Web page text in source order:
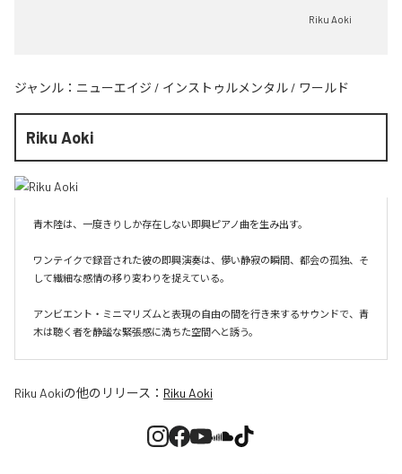
Riku Aoki
ジャンル： ニューエイジ / インストゥルメンタル / ワールド
Riku Aoki
青木陸は、一度きりしか存在しない即興ピアノ曲を生み出す。
ワンテイクで録音された彼の即興演奏は、儚い静寂の瞬間、都会の孤独、そ
して繊細な感情の移り変わりを捉えている。
アンビエント・ミニマリズムと表現の自由の間を行き来するサウンドで、青
木は聴く者を静謐な緊張感に満ちた空間へと誘う。
Riku Aokiの他のリリース： Riku Aoki